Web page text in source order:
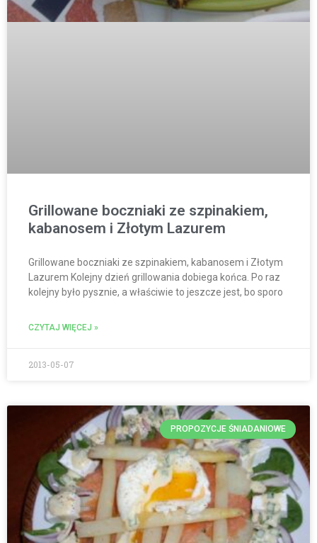
Grillowane boczniaki ze szpinakiem,
kabanosem i Złotym Lazurem
Grillowane boczniaki ze szpinakiem, kabanosem i Złotym
Lazurem Kolejny dzień grillowania dobiega końca. Po raz
kolejny było pysznie, a właściwie to jeszcze jest, bo sporo
CZYTAJ WIĘCEJ »
2013-05-07
PROPOZYCJE ŚNIADANIOWE